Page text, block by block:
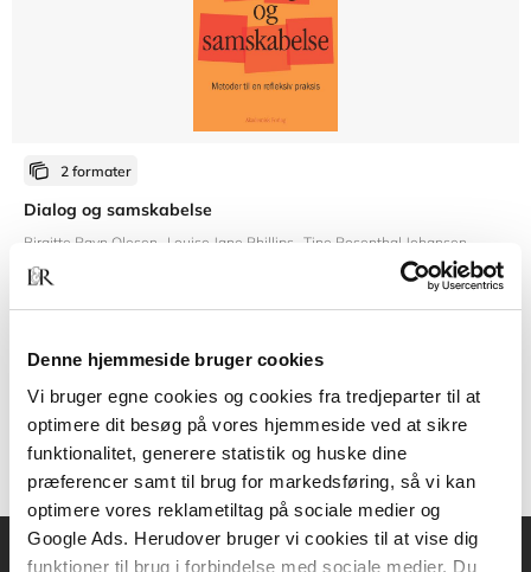
Denne hjemmeside bruger cookies
Vi bruger egne cookies og cookies fra tredjeparter til at
optimere dit besøg på vores hjemmeside ved at sikre
funktionalitet, generere statistik og huske dine
præferencer samt til brug for markedsføring, så vi kan
optimere vores reklametiltag på sociale medier og
Google Ads. Herudover bruger vi cookies til at vise dig
funktioner til brug i forbindelse med sociale medier. Du
2 formater
Dialog og samskabelse
Birgitte Ravn Olesen Louise Jane Phillips Tine Rosenthal Johansen
269,95 KR.